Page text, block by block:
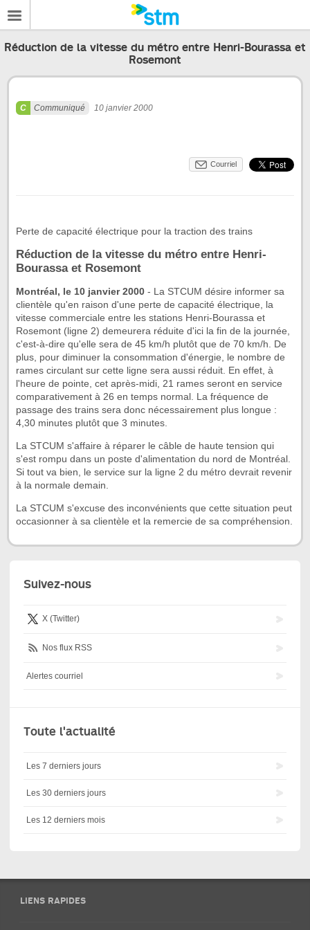
Réduction de la vitesse du métro entre Henri-Bourassa et
Rosemont
Communiqué 10 janvier 2000
Courriel
Perte de capacité électrique pour la traction des trains
Réduction de la vitesse du métro entre Henri-
Bourassa et Rosemont
Montréal, le 10 janvier 2000 - La STCUM désire informer sa
clientèle qu'en raison d'une perte de capacité électrique, la
vitesse commerciale entre les stations Henri-Bourassa et
Rosemont (ligne 2) demeurera réduite d'ici la fin de la journée,
c'est-à-dire qu'elle sera de 45 km/h plutôt que de 70 km/h. De
plus, pour diminuer la consommation d'énergie, le nombre de
rames circulant sur cette ligne sera aussi réduit. En effet, à
l'heure de pointe, cet après-midi, 21 rames seront en service
comparativement à 26 en temps normal. La fréquence de
passage des trains sera donc nécessairement plus longue :
4,30 minutes plutôt que 3 minutes.
La STCUM s'affaire à réparer le câble de haute tension qui
s'est rompu dans un poste d'alimentation du nord de Montréal.
Si tout va bien, le service sur la ligne 2 du métro devrait revenir
à la normale demain.
La STCUM s'excuse des inconvénients que cette situation peut
occasionner à sa clientèle et la remercie de sa compréhension.
Suivez-nous
X (Twitter)
Nos flux RSS
Alertes courriel
Toute l'actualité
Les 7 derniers jours
Les 30 derniers jours
Les 12 derniers mois
LIENS RAPIDES